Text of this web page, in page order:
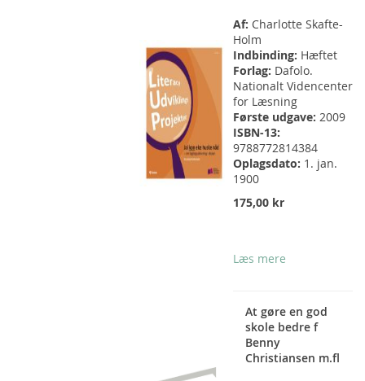
Af: Charlotte Skafte-
Holm
Indbinding: Hæftet
Forlag: Dafolo.
Nationalt Videncenter
for Læsning
Første udgave: 2009
ISBN-13:
9788772814384
Oplagsdato: 1. jan.
1900
175,00 kr
Læs mere
At gøre en god
skole bedre f
Benny
Christiansen m.fl